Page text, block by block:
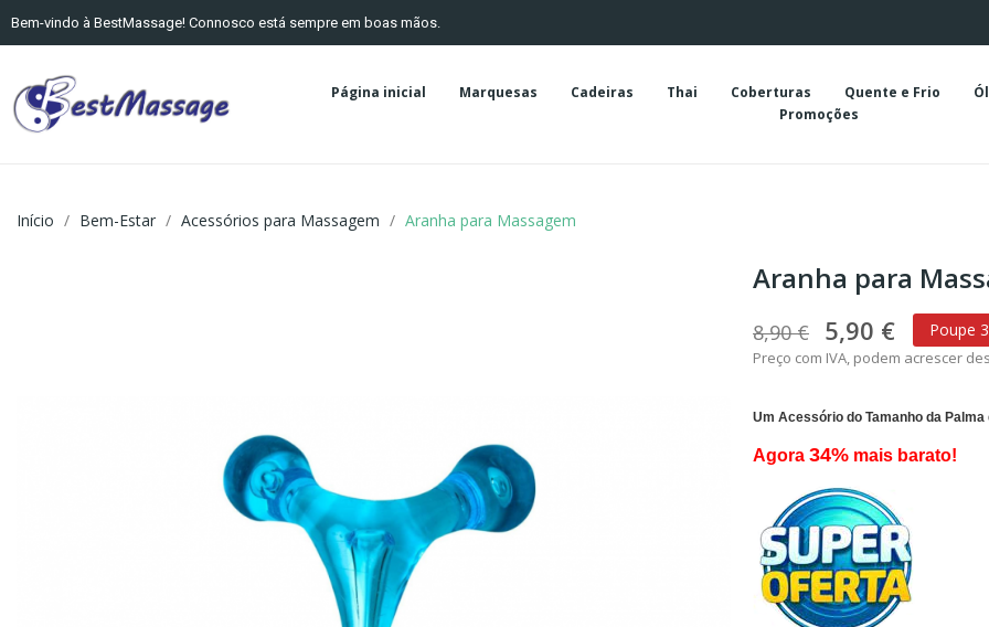
Bem-vindo à BestMassage! Connosco está sempre em boas mãos.
Página inicial Marquesas Cadeiras Thai Coberturas Quente e Frio
Promoções
Início Bem-Estar Acessórios para Massagem Aranha para Massagem
Aranha para
8,90 € 5,90 € Poupe
Preço com IVA, podem acrescer
Um Acessório do Tamanho da
Agora 34% mais barato!